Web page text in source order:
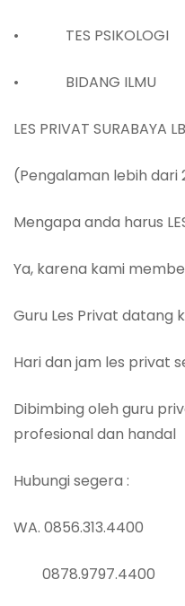
• TES PSIKOLOGI
• BIDANG ILMU
LES PRIVAT SURABAYA
(Pengalaman lebih dari
Mengapa anda harus
Ya, karena kami
Guru Les Privat datang
Hari dan jam les privat
Dibimbing oleh guru
profesional dan handal
Hubungi segera :
WA. 0856.313.4400
0878.9797.4400